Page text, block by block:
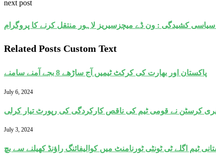
next post
سیاسی کشیدگی : ون ڈے میچزسیریز لاہور منتقل کرنے کا پروگرام
Related Posts Custom Text
پاکستان اور بھارت کی کرکٹ ٹیمیں آج ساڑھے 8 بجے آمنے سامنے
July 6, 2024
کرسٹن نے قومی ٹیم کی ناقص کارکردگی کی رپورٹ تیار کرلی
July 3, 2024